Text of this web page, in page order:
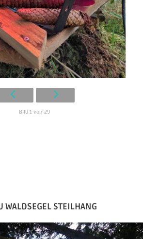
Bild 1 von 29
WALDSEGEL STEILHANG